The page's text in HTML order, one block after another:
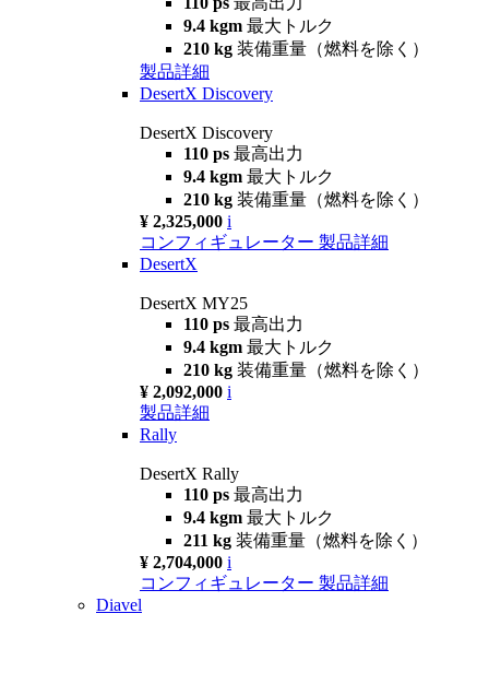
9.4 kgm 最大トルク
210 kg 装備重量（燃料を除く）
製品詳細
DesertX Discovery
DesertX Discovery
110 ps 最高出力
9.4 kgm 最大トルク
210 kg 装備重量（燃料を除く）
¥ 2,325,000 i
コンフィギュレーター 製品詳細
DesertX
DesertX MY25
110 ps 最高出力
9.4 kgm 最大トルク
210 kg 装備重量（燃料を除く）
¥ 2,092,000 i
製品詳細
Rally
DesertX Rally
110 ps 最高出力
9.4 kgm 最大トルク
211 kg 装備重量（燃料を除く）
¥ 2,704,000 i
コンフィギュレーター 製品詳細
Diavel